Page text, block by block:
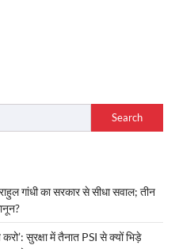
Search
गांधी का सरकार से सीधा सवाल; तीन
सुरक्षा में तैनात PSI से क्यों भिड़े